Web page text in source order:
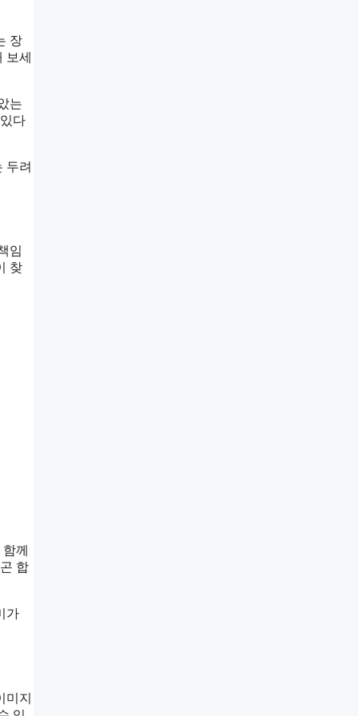
장
보세
는
다
두려
임
찾
께
합
가
지